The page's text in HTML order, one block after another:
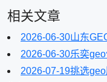
相关文章
2026-06-30山东
2026-06-30乐奕
2026-07-19挑选